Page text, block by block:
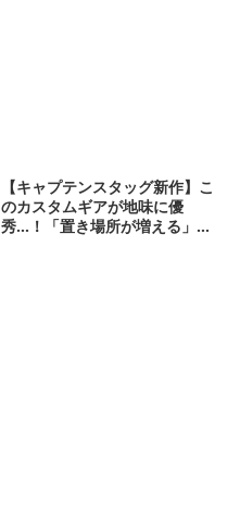
【キャプテンスタッグ新作】こ
のカスタムギアが地味に優
秀…！「置き場所が増える」